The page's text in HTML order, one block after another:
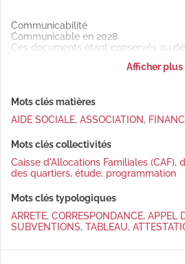
Communicabilité
Communicable en 2028
Ces documents étant conservés au
Afficher plus
Mots clés matières
AIDE SOCIALE, ASSOCIATION,
Mots clés collectivités
Caisse d'Allocations Familiales (CAF),
des quartiers, étude, programmation
Mots clés typologiques
ARRETE, CORRESPONDANCE, APPEL
SUBVENTIONS, TABLEAU,